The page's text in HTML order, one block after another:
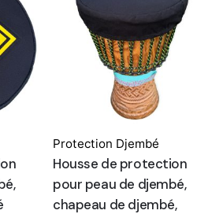
Protection Djembé
Housse de protection
pour peau de djembé,
chapeau de djembé,